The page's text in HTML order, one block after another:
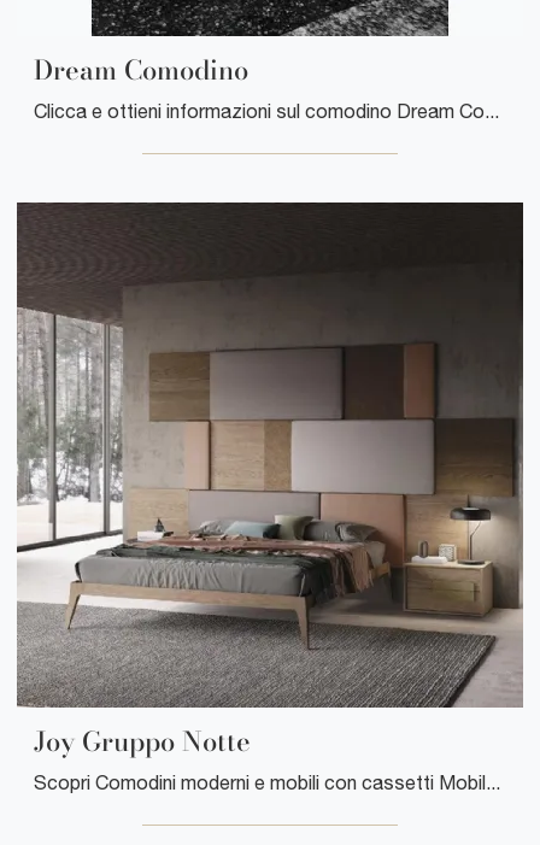
Dream Comodino
Clicca e ottieni informazioni sul comodino Dream Comodino: Comodini e mobili con cassetti di Mobilgam sono ideali per spazi moderni.
Joy Gruppo Notte
Scopri Comodini moderni e mobili con cassetti Mobilgam! Il modello Joy Gruppo Notte realizzato in legno è la soluzione ottimale.